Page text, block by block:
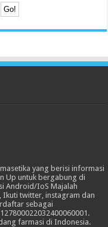
yang berisi informasi
Up untuk bergabung di
Android/IoS Majalah
Ikuti twitter, instagram dan
sebagai
farmasi di Indonesia.